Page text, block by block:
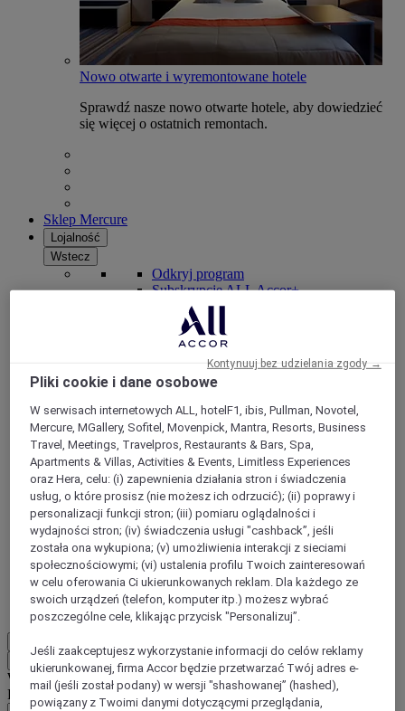
Nowo otwarte i wyremontowane hotele
Sprawdź nasze nowo otwarte hotele, aby dowiedzieć
się więcej o ostatnich remontach.
Sklep Mercure
Lojalność
Wstecz
Odkryj program
Subskrypcje ALL Accor+
ALL Accor+ Voyager
15% znizki przez cały rok na pobyty w ponad 30
markach
DOŁĄCZ TERAZ
Wstecz
Wybierz kraj i język poniżej
Region
Pliki cookie i dane osobowe
W serwisach internetowych ALL, hotelF1, ibis, Pullman, Novotel,
Mercure, MGallery, Sofitel, Movenpick, Mantra, Resorts, Business
Travel, Meetings, Travelpros, Restaurants & Bars, Spa,
Apartments & Villas, Activities & Events, Limitless Experiences
oraz Hera, celu: (i) zapewnienia działania stron i świadczenia
usług, o które prosisz (nie możesz ich odrzucić); (ii) poprawy i
personalizacji funkcji stron; (iii) pomiaru oglądalności i
wydajności stron; (iv) świadczenia usługi "cashback”, jeśli
została ona wykupiona; (v) umożliwienia interakcji z sieciami
społecznościowymi; (vi) ustalenia profilu Twoich zainteresowań
w celu oferowania Ci ukierunkowanych reklam. Dla każdego ze
swoich urządzeń (telefon, komputer itp.) możesz wybrać
poszczególne cele, klikając przycisk "Personalizuj”.
Jeśli zaakceptujesz wykorzystanie informacji do celów reklamy
ukierunkowanej, firma Accor będzie przetwarzać Twój adres e-
mail (jeśli został podany) w wersji "shashowanej” (hashed),
powiązany z Twoimi danymi dotyczącymi przeglądania,
Kontynuuj bez udzielania zgody →